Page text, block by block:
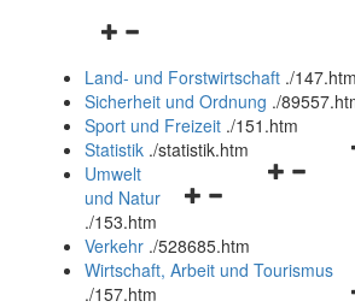
Navigationsmenü
und
schließen
Land- und Forstwirtschaft ./147.htm
Sicherheit und Ordnung ./
Sport und Freizeit ./151.htm
Statistik ./statistik.htm
Navigationsmenü
und
schließen
Umwelt
und Natur
./153.htm
Verkehr ./528685.htm
Wirtschaft, Arbeit und Tourismus
./157.htm